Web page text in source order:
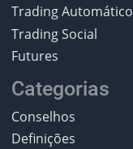
Trading Automático
Trading Social
Futures
Categorias
Conselhos
Definições